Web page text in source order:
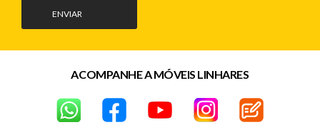
ENVIAR
ACOMPANHE A MÓVEIS LINHARES